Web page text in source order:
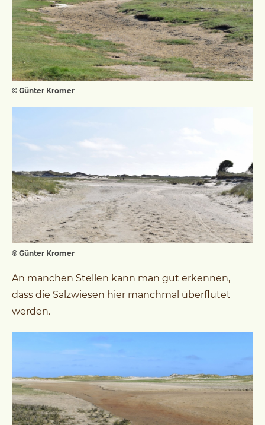
© Günter Kromer
© Günter Kromer
An manchen Stellen kann man gut erkennen,
dass die Salzwiesen hier manchmal überflutet
werden.